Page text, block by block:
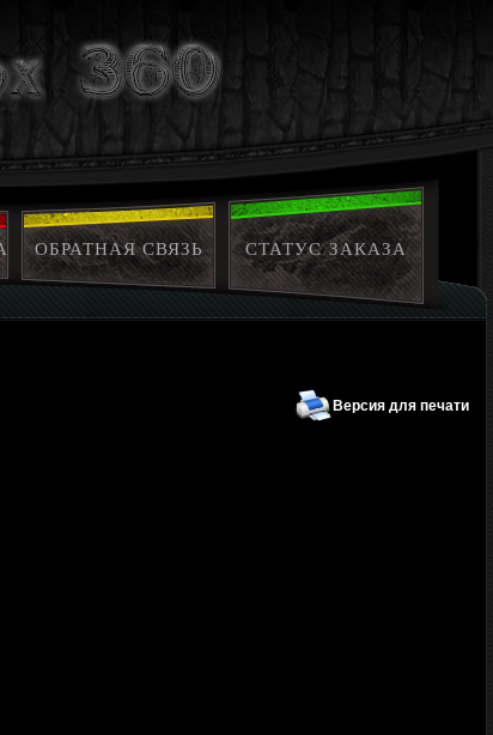
ОБРАТНАЯ СВЯЗЬ СТАТУС ЗАКАЗА
Версия для печати